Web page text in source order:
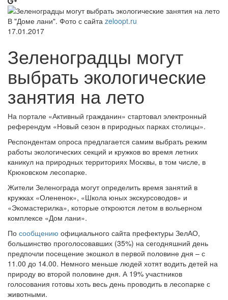
В "Доме лани". Фото с сайта zeloopt.ru
17.01.2017
Зеленоградцы могут
выбрать экологические
занятия на лето
На портале «Активный гражданин» стартовал электронный
референдум «Новый сезон в природных парках столицы».
Респондентам опроса предлагается самим выбрать режим
работы экологических секций и кружков во время летних
каникул на природных территориях Москвы, в том числе, в
Крюковском лесопарке.
Жители Зеленограда могут определить время занятий в
кружках «Олененок», «Школа юных экскурсоводов» и
«Экомастерилка», которые откроются летом в вольерном
комплексе «Дом лани».
По сообщению официального сайта префектуры ЗелАО,
большинство проголосовавших (35%) на сегодняшний день
предпочли посещение экошкол в первой половине дня – с
11.00 до 14.00. Немного меньше людей хотят водить детей на
природу во второй половине дня. А 19% участников
голосования готовы хоть весь день проводить в лесопарке с
животными.